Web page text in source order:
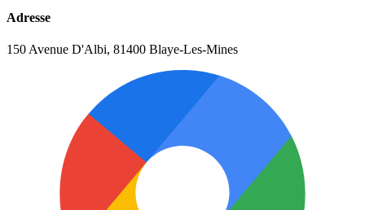
Adresse
150 Avenue D'Albi, 81400 Blaye-Les-Mines